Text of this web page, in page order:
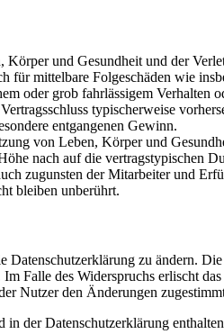
und Gesundheit und der
für mittelbare Folgeschäden wie
oder grob fahrlässigem
typischerweise
entgangenen Gewinn.
von Leben, Körper und
nach auf die vertragstypischen
zugunsten der Mitarbeiter und
bleiben unberührt.
Datenschutzerklärung zu ändern.
Falle des Widerspruchs erlischt
Nutzer den Änderungen
der Datenschutzerklärung